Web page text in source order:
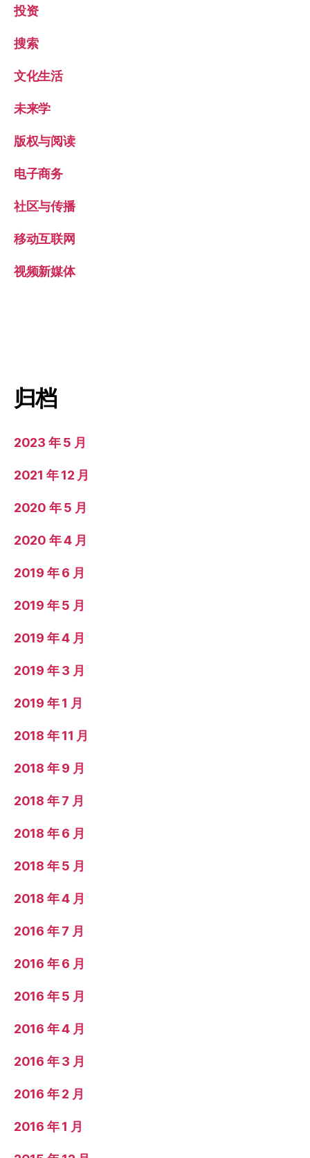
投资
搜索
文化生活
未来学
版权与阅读
电子商务
社区与传播
移动互联网
视频新媒体
归档
2023 年 5 月
2021 年 12 月
2020 年 5 月
2020 年 4 月
2019 年 6 月
2019 年 5 月
2019 年 4 月
2019 年 3 月
2019 年 1 月
2018 年 11 月
2018 年 9 月
2018 年 7 月
2018 年 6 月
2018 年 5 月
2018 年 4 月
2016 年 7 月
2016 年 6 月
2016 年 5 月
2016 年 4 月
2016 年 3 月
2016 年 2 月
2016 年 1 月